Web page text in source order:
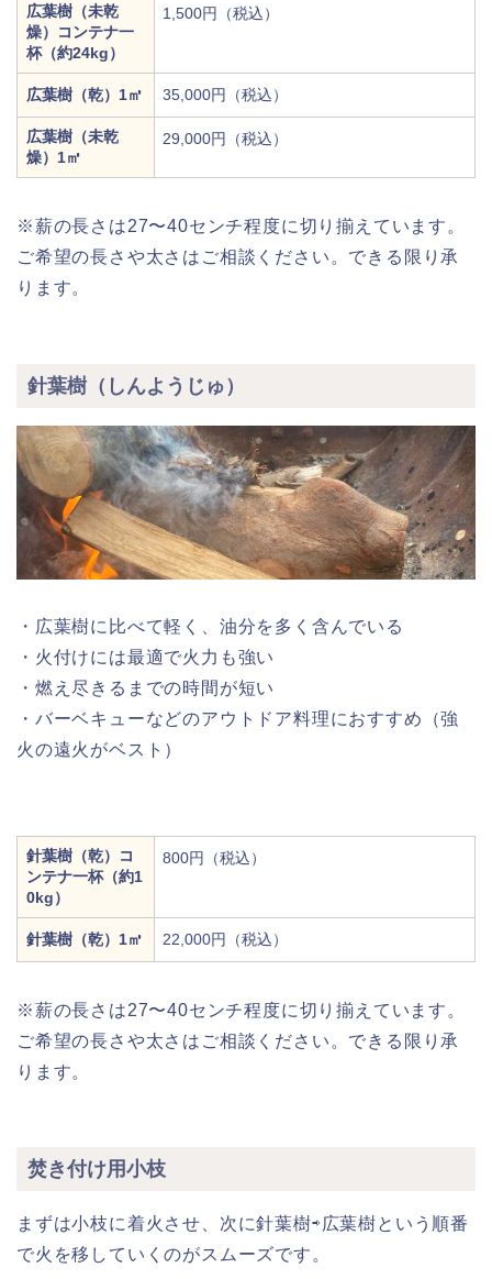
広葉樹（未乾
燥）コンテナ一
杯（約24kg）
1,500円（税込）
広葉樹（乾）1㎥ 35,000円（税込）
広葉樹（未乾
燥）1㎥
29,000円（税込）
※薪の長さは27〜40センチ程度に切り揃えています。
ご希望の長さや太さはご相談ください。できる限り承
ります。
針葉樹（しんようじゅ）
・広葉樹に比べて軽く、油分を多く含んでいる
・火付けには最適で火力も強い
・燃え尽きるまでの時間が短い
・バーベキューなどのアウトドア料理におすすめ（強
火の遠火がベスト）
針葉樹（乾）コ
ンテナ一杯（約1
0kg）
800円（税込）
針葉樹（乾）1㎥ 22,000円（税込）
※薪の長さは27〜40センチ程度に切り揃えています。
ご希望の長さや太さはご相談ください。できる限り承
ります。
焚き付け用小枝
まずは小枝に着火させ、次に針葉樹⇨広葉樹という順番
で火を移していくのがスムーズです。